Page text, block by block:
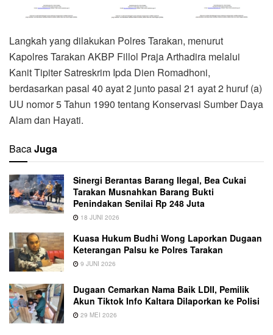
Langkah yang dilakukan Polres Tarakan, menurut
Kapolres Tarakan AKBP Fillol Praja Arthadira melalui
Kanit Tipiter Satreskrim Ipda Dien Romadhoni,
berdasarkan pasal 40 ayat 2 junto pasal 21 ayat 2 huruf (a)
UU nomor 5 Tahun 1990 tentang Konservasi Sumber Daya
Alam dan Hayati.
BacaJuga
Sinergi Berantas Barang Ilegal, Bea Cukai
Tarakan Musnahkan Barang Bukti
Penindakan Senilai Rp 248 Juta
18 JUNI 2026
Kuasa Hukum Budhi Wong Laporkan Dugaan
Keterangan Palsu ke Polres Tarakan
9 JUNI 2026
Dugaan Cemarkan Nama Baik LDII, Pemilik
Akun Tiktok Info Kaltara Dilaporkan ke Polisi
29 MEI 2026